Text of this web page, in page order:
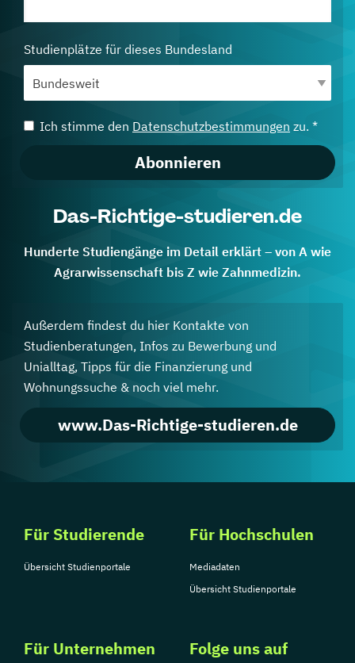
Studienplätze für dieses Bundesland
Ich stimme den Datenschutzbestimmungen zu. *
Abonnieren
Das-Richtige-studieren.de
Hunderte Studiengänge im Detail erklärt – von A wie
Agrarwissenschaft bis Z wie Zahnmedizin.
Außerdem findest du hier Kontakte von
Studienberatungen, Infos zu Bewerbung und
Unialltag, Tipps für die Finanzierung und
Wohnungssuche & noch viel mehr.
www.Das-Richtige-studieren.de
Für Studierende
Übersicht Studienportale
Für Hochschulen
Mediadaten
Übersicht Studienportale
Für Unternehmen Folge uns auf